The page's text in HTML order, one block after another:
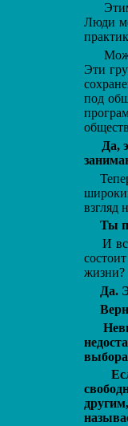
Люди
Эти
под
Да,
взгляд
Ты
И
жизни?
Да.